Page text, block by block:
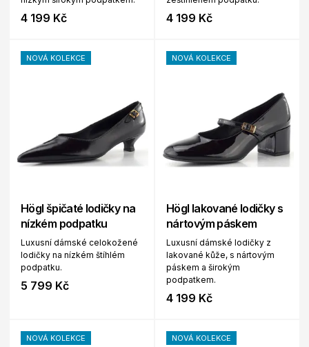
4 199 Kč 4 199 Kč
NOVÁ KOLEKCE
Högl špičaté lodičky na
nízkém podpatku
Luxusní dámské celokožené
lodičky na nízkém štíhlém
podpatku.
5 799 Kč
NOVÁ KOLEKCE
Högl lakované lodičky s
nártovým páskem
Luxusní dámské lodičky z
lakované kůže, s nártovým
páskem a širokým
podpatkem.
4 199 Kč
NOVÁ KOLEKCE NOVÁ KOLEKCE